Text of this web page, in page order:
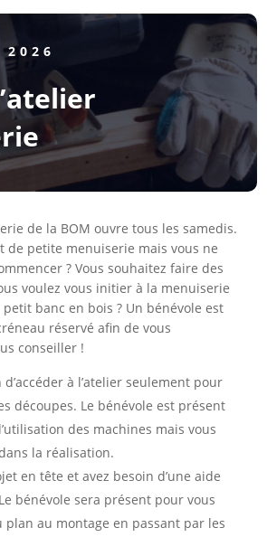
2026
de la BOM ouvre tous les samedis.
de petite menuiserie mais vous ne
? Vous souhaitez faire des
voulez vous initier à la menuiserie
banc en bois ? Un bénévole est
réservé afin de vous
conseiller !
d’accéder à l’atelier seulement pour
découpes. Le bénévole est présent
des machines mais vous
la réalisation.
en tête et avez besoin d’une aide
bénévole sera présent pour vous
plan au montage en passant par les